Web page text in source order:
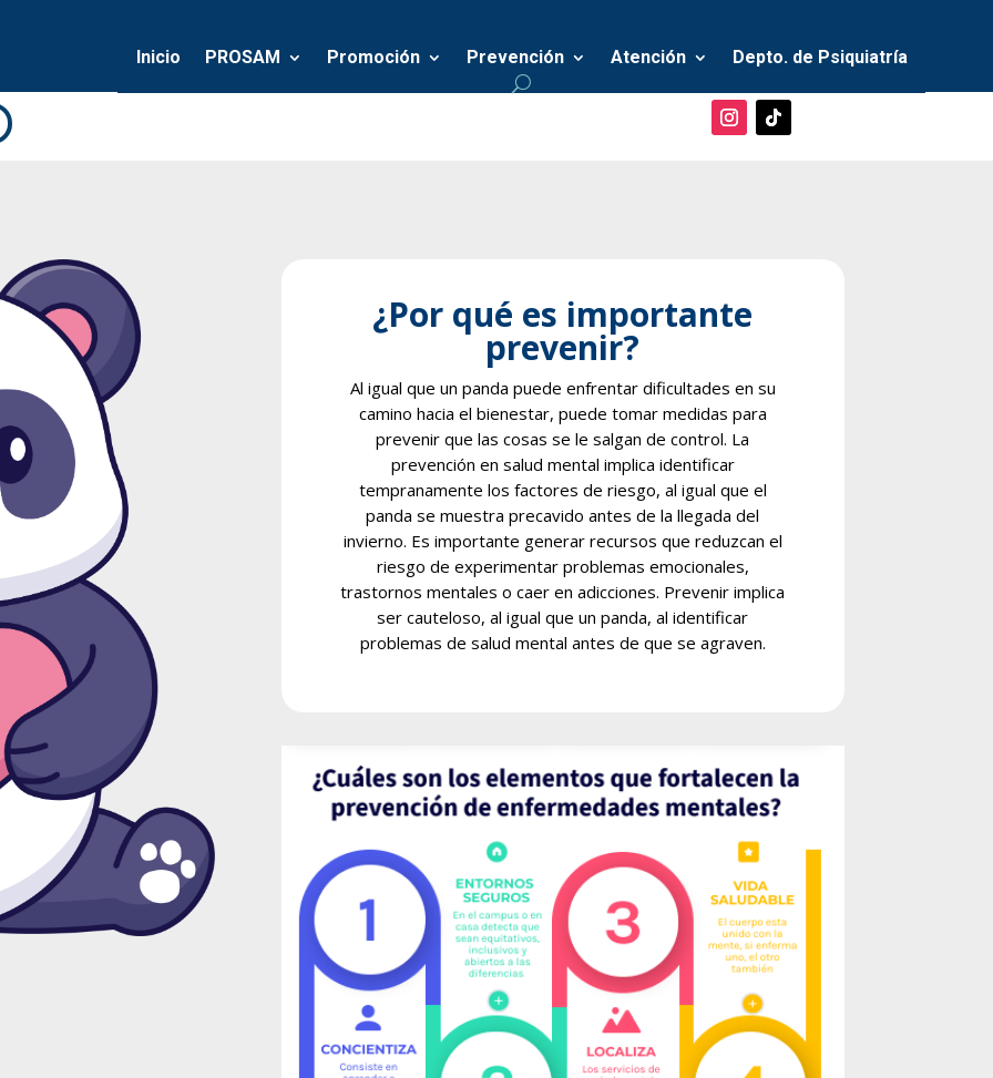
Inicio PROSAM Promoción Prevención Atención Depto. de Psiquiatría
¿Por qué es importante
prevenir?
Al igual que un panda puede enfrentar dificultades en su
camino hacia el bienestar, puede tomar medidas para
prevenir que las cosas se le salgan de control. La
prevención en salud mental implica identificar
tempranamente los factores de riesgo, al igual que el
panda se muestra precavido antes de la llegada del
invierno. Es importante generar recursos que reduzcan el
riesgo de experimentar problemas emocionales,
trastornos mentales o caer en adicciones. Prevenir implica
ser cauteloso, al igual que un panda, al identificar
problemas de salud mental antes de que se agraven.